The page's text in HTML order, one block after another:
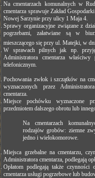
Na cmentarzach komunalnych w
cmentarza sprawuje Zakład
Nowej Sarzynie przy ulicy 1 Maja 4.
Sprawy organizacyjne związane z
pogrzebami, załatwiane są w
mieszczącego się przy ul. Matejki, w
W sprawach pilnych jak np.
Administratora cmentarza
telefonicznym.
Pochowania zwłok i szczątków na
wyznaczonych przez
cmentarza.
Miejsce pochówku wyznaczone
przedmiotem dalszego obrotu lub
Na cmentarzach
rodzajów grobów: ziemne
jedno i wielokomorowe.
Miejsca grzebalne na cmentarzu,
Administratora cmentarza, podlegają
Opłatom podlegają także
cmentarza usługi pogrzebowe lub